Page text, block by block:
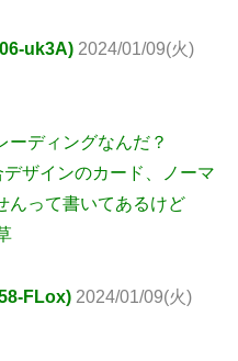
uk3A) 2024/01/09(火)
ーディングなんだ？
ザインのカード、ノーマ
んって書いてあるけど
FLox) 2024/01/09(火)